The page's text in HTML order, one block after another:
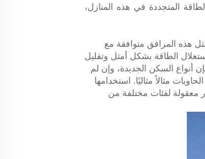
المتجددة في هذه المنازل،
هذه المرافق متوافقة مع
استغلال الطاقة بشكل أمثل وتقليل
أنواع السكن الجديدة، وإن لم
مثالاً مثاليًا. استخدامها
معقولة لفئات مختلفة من